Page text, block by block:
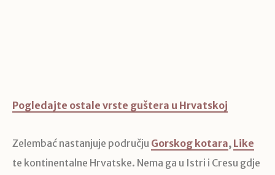
Pogledajte ostale vrste guštera u Hrvatskoj
Zelembać nastanjuje području Gorskog kotara, Like
te kontinentalne Hrvatske. Nema ga u Istri i Cresu gdje